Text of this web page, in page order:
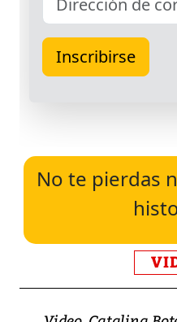
No te pierdas